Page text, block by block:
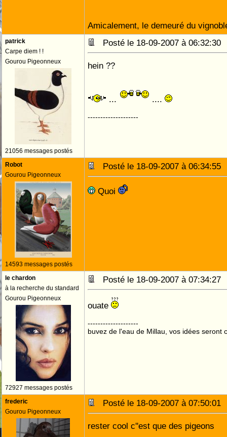
Amicalement, le demeuré du
patrick
Carpe diem ! !
Gourou Pigeonneux
21056 messages postés
Posté le 18-09-2007 à
hein ??
... ....
--------------------
Robot
Gourou Pigeonneux
14593 messages postés
Posté le 18-09-2007 à
Quoi
le chardon
à la recherche du standard
Gourou Pigeonneux
72927 messages postés
Posté le 18-09-2007 à
ouate
--------------------
buvez de l'eau de Millau, vos idées seront
frederic
Gourou Pigeonneux
Posté le 18-09-2007 à
rester cool c''est que des pigeons